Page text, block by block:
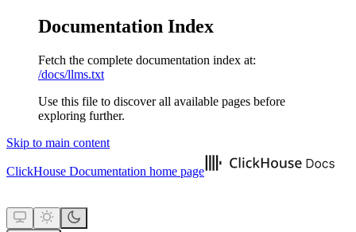
Documentation Index
Fetch the complete documentation index at:
/docs/llms.txt
Use this file to discover all available pages before
exploring further.
Skip to main content
ClickHouse Documentation home page